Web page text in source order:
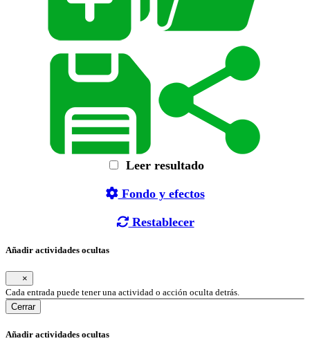
Leer resultado
Fondo y efectos
Restablecer
Añadir actividades ocultas
×
Cada entrada puede tener una actividad o acción oculta detrás.
Cerrar
Añadir actividades ocultas